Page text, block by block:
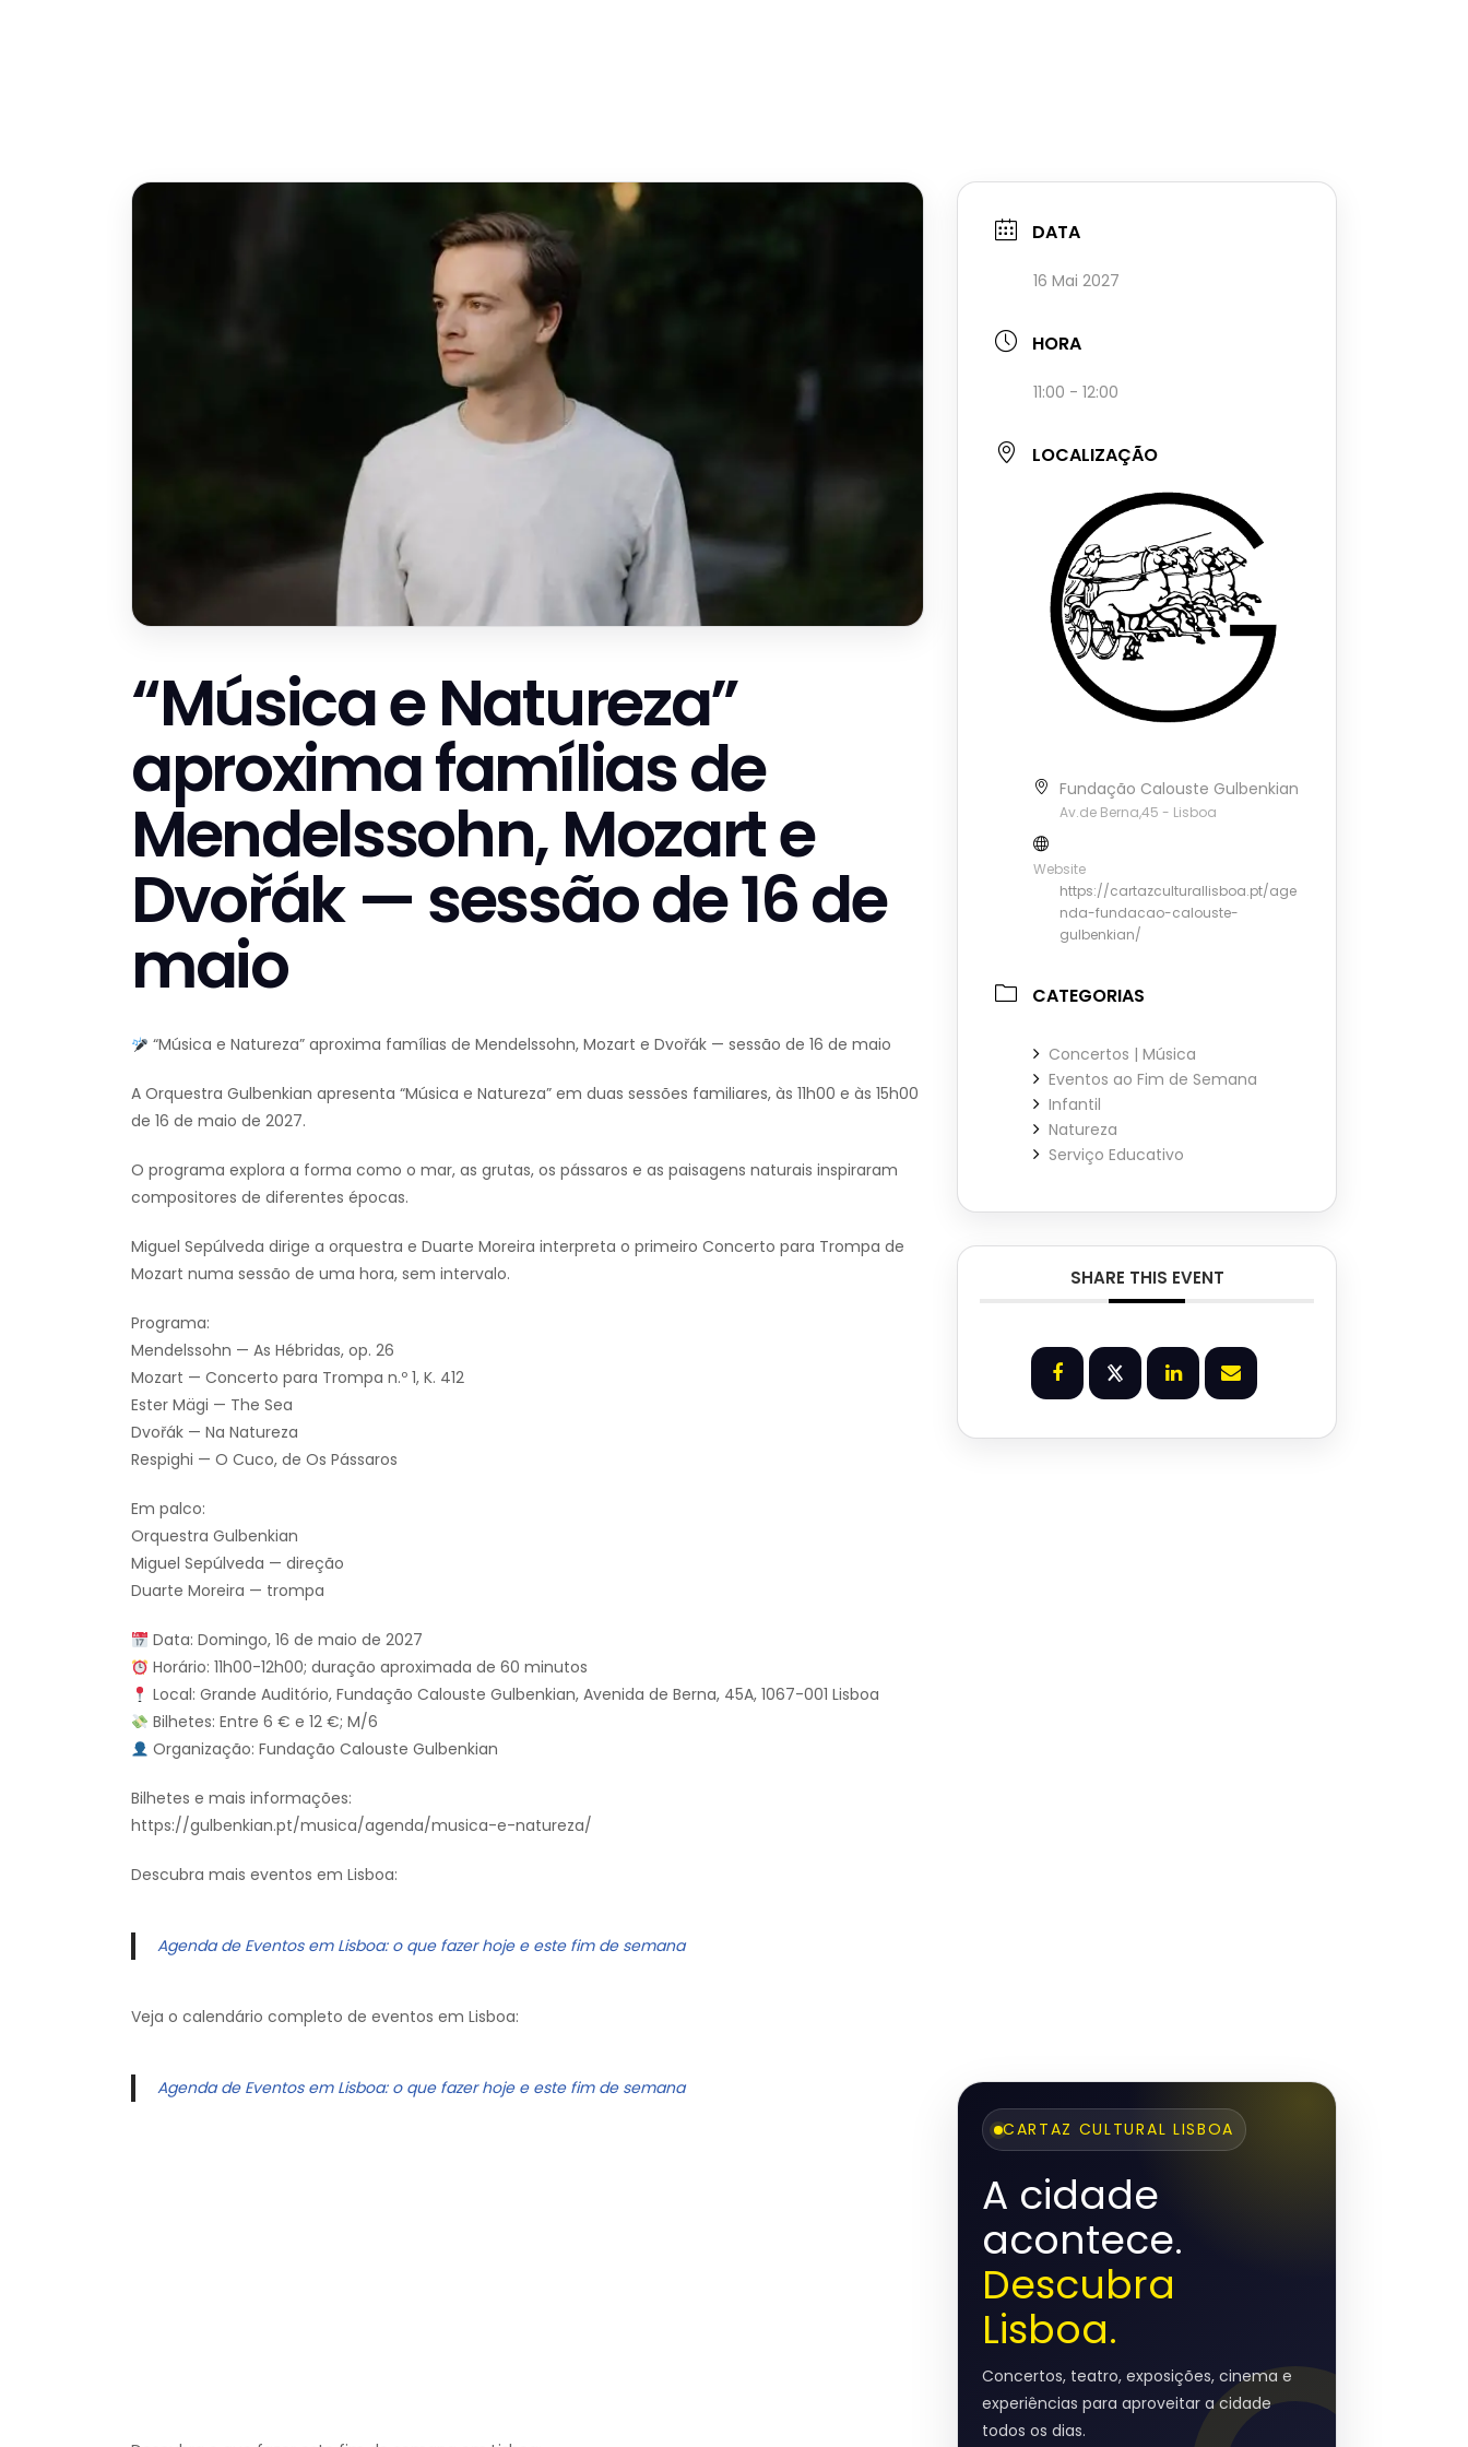
“Música e Natureza”
aproxima famílias de
Mendelssohn, Mozart e
Dvořák — sessão de 16 de
maio
“Música e Natureza” aproxima famílias de Mendelssohn, Mozart e Dvořák — sessão de 16 de maio
A Orquestra Gulbenkian apresenta “Música e Natureza” em duas sessões familiares, às 11h00 e às 15h00
de 16 de maio de 2027.
O programa explora a forma como o mar, as grutas, os pássaros e as paisagens naturais inspiraram
compositores de diferentes épocas.
Miguel Sepúlveda dirige a orquestra e Duarte Moreira interpreta o primeiro Concerto para Trompa de
Mozart numa sessão de uma hora, sem intervalo.
Programa:
Mendelssohn — As Hébridas, op. 26
Mozart — Concerto para Trompa n.º 1, K. 412
Ester Mägi — The Sea
Dvořák — Na Natureza
Respighi — O Cuco, de Os Pássaros
Em palco:
Orquestra Gulbenkian
Miguel Sepúlveda — direção
Duarte Moreira — trompa
Data: Domingo, 16 de maio de 2027
Horário: 11h00-12h00; duração aproximada de 60 minutos
Local: Grande Auditório, Fundação Calouste Gulbenkian, Avenida de Berna, 45A, 1067-001 Lisboa
Bilhetes: Entre 6 € e 12 €; M/6
Organização: Fundação Calouste Gulbenkian
Bilhetes e mais informações:
https://gulbenkian.pt/musica/agenda/musica-e-natureza/
Descubra mais eventos em Lisboa:
Agenda de Eventos em Lisboa: o que fazer hoje e este fim de semana
Veja o calendário completo de eventos em Lisboa:
Agenda de Eventos em Lisboa: o que fazer hoje e este fim de semana
DATA
16 Mai 2027
HORA
11:00 - 12:00
LOCALIZAÇÃO
Fundação Calouste Gulbenkian
Av.de Berna,45 - Lisboa
Website
https://cartazculturallisboa.pt/age
nda-fundacao-calouste-
gulbenkian/
CATEGORIAS
Concertos | Música
Eventos ao Fim de Semana
Infantil
Natureza
Serviço Educativo
SHARE THIS EVENT
CARTAZ CULTURAL LISBOA
A cidade
acontece.
Descubra
Lisboa.
Concertos, teatro, exposições, cinema e
experiências para aproveitar a cidade
todos os dias.